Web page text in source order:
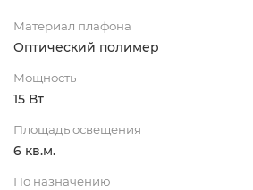
Материал плафона
Оптический полимер
Мощность
15 Вт
Площадь освещения
6 кв.м.
По назначению